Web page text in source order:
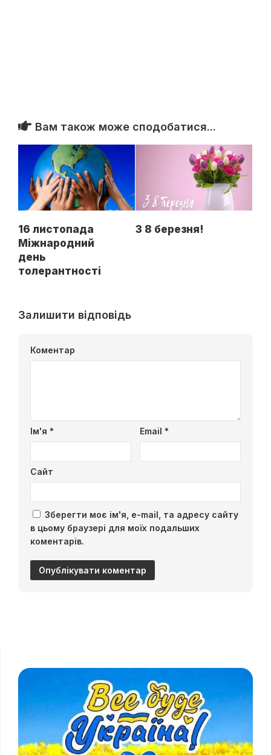
Вам також може сподобатися...
16 листопада
Міжнародний
день
толерантності
З 8 березня!
Залишити відповідь
Коментар
Ім'я * Email *
Сайт
Зберегти моє ім'я, e-mail, та адресу сайту
в цьому браузері для моїх подальших
коментарів.